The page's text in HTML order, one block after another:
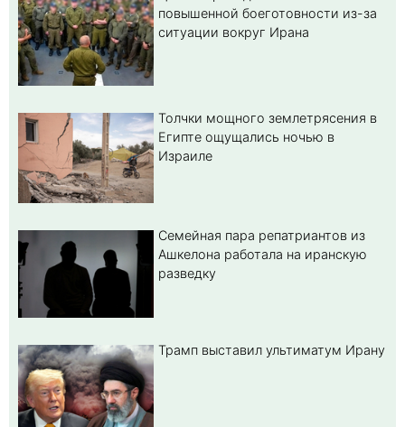
повышенной боеготовности из-за
ситуации вокруг Ирана
Толчки мощного землетрясения в
Египте ощущались ночью в
Израиле
Семейная пара репатриантов из
Ашкелона работала на иранскую
разведку
Трамп выставил ультиматум Ирану